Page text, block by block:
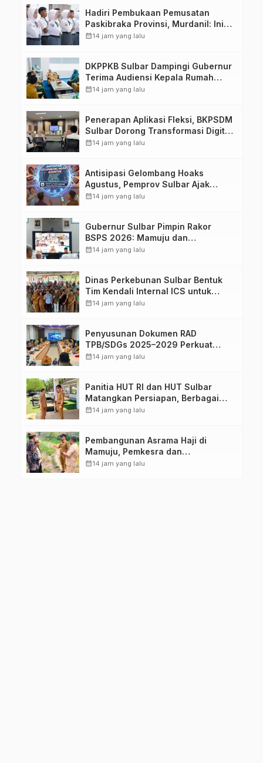
Hadiri Pembukaan Pemusatan
Paskibraka Provinsi, Murdanil: Ini
Membentuk Karakter Hingga
calendar_month14 jam yang lalu
DKPPKB Sulbar Dampingi Gubernur
Terima Audiensi Kepala Rumah
Sakit TK. III Punggawa Malolo
calendar_month14 jam yang lalu
Penerapan Aplikasi Fleksi, BKPSDM
Sulbar Dorong Transformasi Digital
Sistem Kehadiran ASN
calendar_month14 jam yang lalu
Antisipasi Gelombang Hoaks
Agustus, Pemprov Sulbar Ajak
Warga Jaga Ruang Digital
calendar_month14 jam yang lalu
Gubernur Sulbar Pimpin Rakor
BSPS 2026: Mamuju dan
Pasangkayu Masih Nol Realisasi
calendar_month14 jam yang lalu
Dinas Perkebunan Sulbar Bentuk
Tim Kendali Internal ICS untuk
Dukung Sertifikasi ISPO Pekebun di
calendar_month14 jam yang lalu
Penyusunan Dokumen RAD
TPB/SDGs 2025–2029 Perkuat
Arah Pembangunan Berkelanjutan
calendar_month14 jam yang lalu
Panitia HUT RI dan HUT Sulbar
Matangkan Persiapan, Berbagai
Lomba Akan Dilaksanakan Pemprov
calendar_month14 jam yang lalu
Pembangunan Asrama Haji di
Mamuju, Pemkesra dan
Kementerian Haji Sulbar Tinjau
calendar_month14 jam yang lalu